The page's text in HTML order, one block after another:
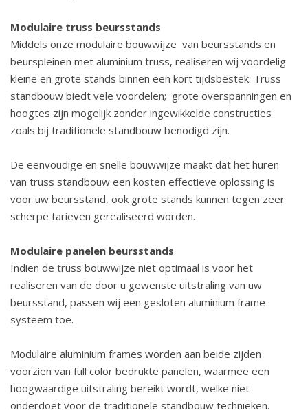
Modulaire truss beursstands
Middels onze modulaire bouwwijze van beursstands en
beurspleinen met aluminium truss, realiseren wij voordelig
kleine en grote stands binnen een kort tijdsbestek. Truss
standbouw biedt vele voordelen; grote overspanningen en
hoogtes zijn mogelijk zonder ingewikkelde constructies
zoals bij traditionele standbouw benodigd zijn.
De eenvoudige en snelle bouwwijze maakt dat het huren
van truss standbouw een kosten effectieve oplossing is
voor uw beursstand, ook grote stands kunnen tegen zeer
scherpe tarieven gerealiseerd worden.
Modulaire panelen beursstands
Indien de truss bouwwijze niet optimaal is voor het
realiseren van de door u gewenste uitstraling van uw
beursstand, passen wij een gesloten aluminium frame
systeem toe.
Modulaire aluminium frames worden aan beide zijden
voorzien van full color bedrukte panelen, waarmee een
hoogwaardige uitstraling bereikt wordt, welke niet
onderdoet voor de traditionele standbouw technieken.